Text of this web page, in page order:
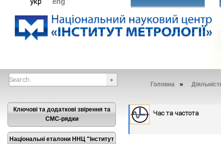
Головна »
Ключові та додаткові звірення та
СМС-рядки
Національні еталони ННЦ "Інститут
Час та частота